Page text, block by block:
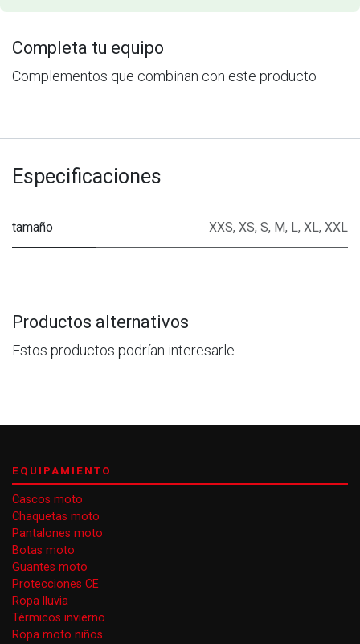
Completa tu equipo
Complementos que combinan con este producto
Especificaciones
tamaño XXS, XS, S, M, L, XL, XXL
Productos alternativos
Estos productos podrían interesarle
EQUIPAMIENTO
Cascos moto
Chaquetas moto
Pantalones moto
Botas moto
Guantes moto
Protecciones CE
Ropa lluvia
Térmicos invierno
Ropa moto niños